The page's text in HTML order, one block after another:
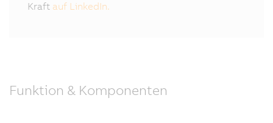
Kraft auf LinkedIn.
Funktion & Komponenten